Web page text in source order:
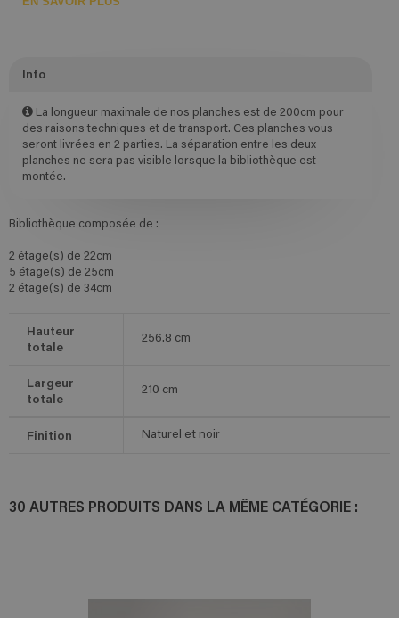
Info
La longueur maximale de nos planches est de 200cm pour
des raisons techniques et de transport. Ces planches vous
seront livrées en 2 parties. La séparation entre les deux
planches ne sera pas visible lorsque la bibliothèque est
montée.
Bibliothèque composée de :
2 étage(s) de 22cm
5 étage(s) de 25cm
2 étage(s) de 34cm
Hauteur
totale
256.8 cm
Largeur
totale
210 cm
Finition Naturel et noir
30 AUTRES PRODUITS DANS LA MÊME CATÉGORIE :